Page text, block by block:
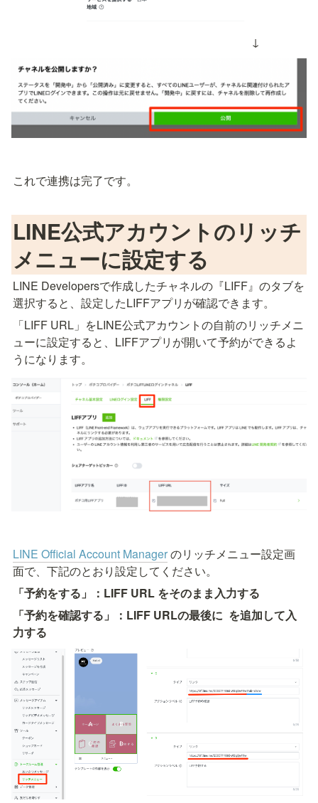
↓
これで連携は完了です。
LINE公式アカウントのリッチ
メニューに設定する
LINE Developersで作成したチャネルの『LIFF』のタブを
選択すると、設定したLIFFアプリが確認できます。
「LIFF URL」をLINE公式アカウントの自前のリッチメニ
ューに設定すると、LIFFアプリが開いて予約ができるよ
うになります。
LINE Official Account Managerのリッチメニュー設定画
面で、下記のとおり設定してください。
「予約をする」：LIFF URL をそのまま入力する
「予約を確認する」：LIFF URLの最後に を追加して入
力する